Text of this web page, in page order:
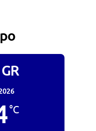
°C